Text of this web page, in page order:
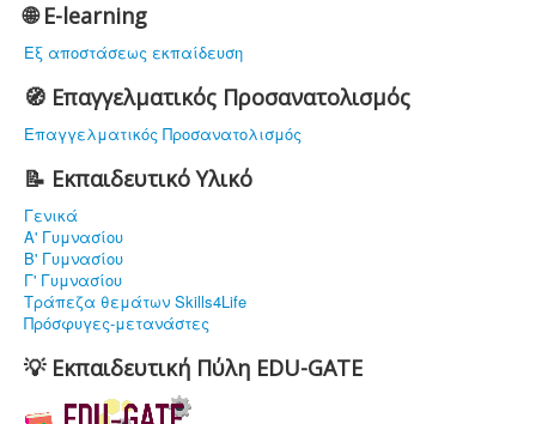
🌐 E-learning
Εξ αποστάσεως εκπαίδευση
🧭 Επαγγελματικός Προσανατολισμός
Επαγγελματικός Προσανατολισμός
📝 Εκπαιδευτικό Υλικό
Γενικά
Α' Γυμνασίου
Β' Γυμνασίου
Γ' Γυμνασίου
Τράπεζα θεμάτων Skills4Life
Πρόσφυγες-μετανάστες
💡 Εκπαιδευτική Πύλη EDU-GATE